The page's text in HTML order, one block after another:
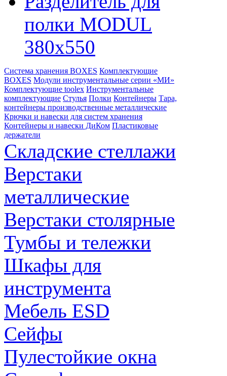
полки MODUL
380х550
Система хранения BOXES Комплектующие
BOXES Модули инструментальные серии «МИ»
Комплектующие toolex Инструментальные
комплектующие Стулья Полки Контейнеры Тара,
контейнеры производственные металлические
Крючки и навески для систем хранения
Контейнеры и навески ДиКом Пластиковые
держатели
Складские стеллажи
Верстаки
металлические
Верстаки столярные
Тумбы и тележки
Шкафы для
инструмента
Мебель ESD
Сейфы
Пулестойкие окна